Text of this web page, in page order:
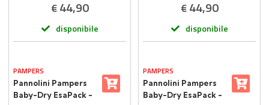
€ 44,90
disponibile
PAMPERS
Pannolini Pampers
Baby-Dry EsaPack -
€ 44,90
disponibile
PAMPERS
Pannolini Pampers
Baby-Dry EsaPack -